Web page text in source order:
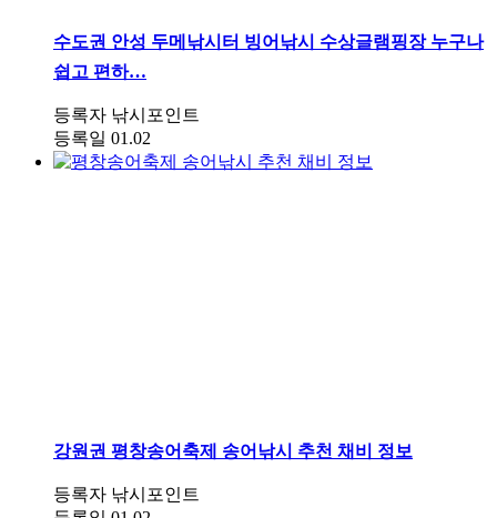
수도권 안성 두메낚시터 빙어낚시 수상글램핑장 누구나
쉽고 편하…
등록자 낚시포인트
등록일 01.02
강원권 평창송어축제 송어낚시 추천 채비 정보
등록자 낚시포인트